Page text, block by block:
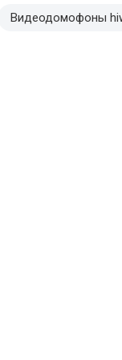
Видеодомофоны